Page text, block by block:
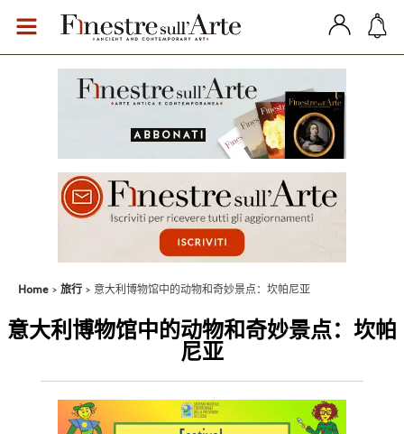
Home 旅行 意大利博物馆中的动物和奇妙景点：坎帕尼亚
意大利博物馆中的动物和奇妙景点：坎帕
尼亚